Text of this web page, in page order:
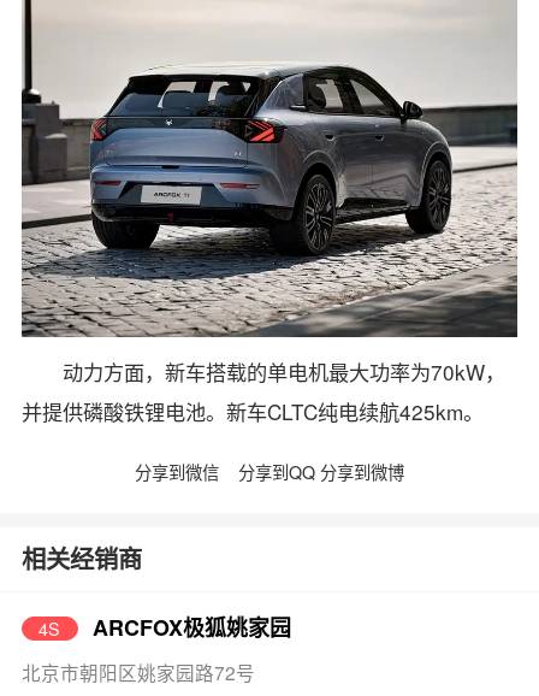
动力方面，新车搭载的单电机最大功率为70kW，
并提供磷酸铁锂电池。新车CLTC纯电续航425km。
分享到微信 分享到QQ 分享到微博
相关经销商
4S ARCFOX极狐姚家园
北京市朝阳区姚家园路72号